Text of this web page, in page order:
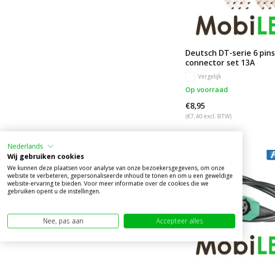
Deutsch DT-serie 6 pins
connector set 13A
Vergelijk
Op voorraad
€8,95
(€7,40 excl. BTW)
Nederlands
Wij gebruiken cookies
We kunnen deze plaatsen voor analyse van onze bezoekersgegevens, om onze
website te verbeteren, gepersonaliseerde inhoud te tonen en om u een geweldige
website-ervaring te bieden. Voor meer informatie over de cookies die we
gebruiken opent u de instellingen.
Nee, pas aan Accepteer alles